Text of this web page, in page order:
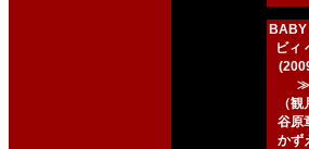
ビィ
≫
（
谷原
かず